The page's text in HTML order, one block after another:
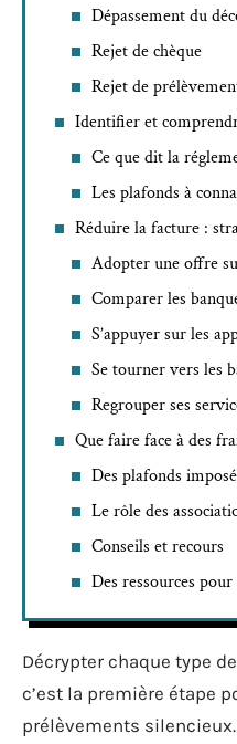
Dépassement du
Rejet de chèque
Rejet de
Identifier et
Ce que dit la
Les plafonds à
Réduire la facture :
Adopter une offre
Comparer les
S’appuyer sur les
Se tourner vers les
Regrouper ses
Que faire face à des
Des plafonds
Le rôle des
Conseils et recours
Des ressources
Décrypter chaque type
c’est la première étape
prélèvements